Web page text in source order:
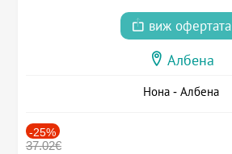
виж офертата
Албена
Нона - Албена
-25%
37.02€